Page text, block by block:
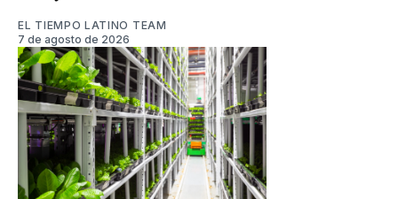
EL TIEMPO LATINO TEAM
7 de agosto de 2026